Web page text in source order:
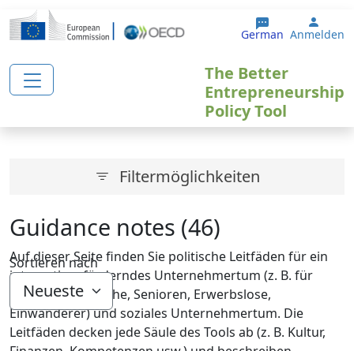
Direkt zum Inhalt
German User
Anmelden
The Better
Entrepreneurship
Policy Tool
Filtermöglichkeiten
Sortieren nach
Guidance notes (46)
Auf dieser Seite finden Sie politische Leitfäden für ein
integrationsförderndes Unternehmertum (z. B. für
Frauen, Jugendliche, Senioren, Erwerbslose,
Einwanderer) und soziales Unternehmertum. Die
Leitfäden decken jede Säule des Tools ab (z. B. Kultur,